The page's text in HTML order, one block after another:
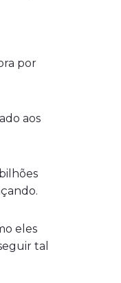
por
aos
eles
tal